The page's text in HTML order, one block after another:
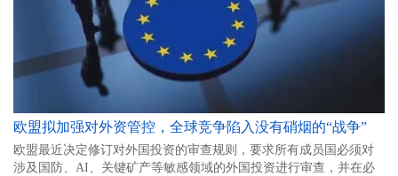
欧盟拟加强对外资管控，全球竞争陷入没有硝烟的“战争”
欧盟最近决定修订对外国投资的审查规则，要求所有成员国必须对
涉及国防、AI、关键矿产等敏感领域的外国投资进行审查，并在必